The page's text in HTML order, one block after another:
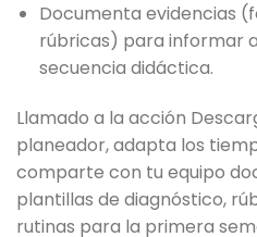
Documenta evidencias
rúbricas) para informar
secuencia didáctica.
Llamado a la acción
planeador, adapta los
comparte con tu equipo
plantillas de diagnóstico,
rutinas para la primera